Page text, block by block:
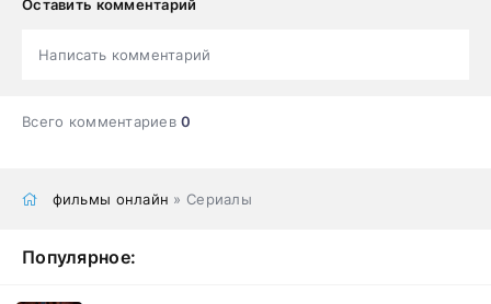
Оставить комментарий
Написать комментарий
Всего комментариев0
фильмы онлайн » Сериалы
Популярное: